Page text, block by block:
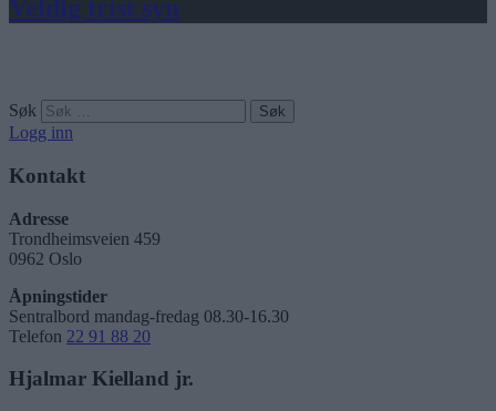
Veldig trist syn
Søk
Logg inn
Kontakt
Adresse
Trondheimsveien 459
0962 Oslo
Åpningstider
Sentralbord mandag-fredag 08.30-16.30
Telefon 22 91 88 20
Hjalmar Kielland jr.